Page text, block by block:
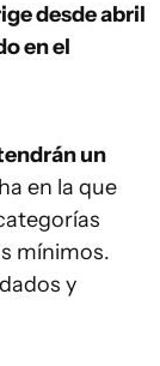
desde abril
en el
un
en la que
mínimos.
y